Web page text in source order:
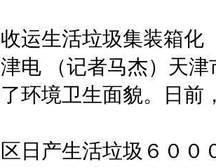
生活垃圾集装箱化
电 （记者马杰）天
环境卫生面貌。日前
日产生活垃圾６００